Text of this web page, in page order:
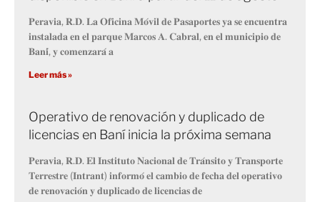
𝐏𝐞𝐫𝐚𝐯𝐢𝐚, 𝐑.𝐃. 𝐋𝐚 𝐎𝐟𝐢𝐜𝐢𝐧𝐚 𝐌𝐨́𝐯𝐢𝐥 𝐝𝐞 𝐏𝐚𝐬𝐚𝐩𝐨𝐫𝐭𝐞𝐬 𝐲𝐚 𝐬𝐞 𝐞𝐧𝐜𝐮𝐞𝐧𝐭𝐫𝐚
𝐢𝐧𝐬𝐭𝐚𝐥𝐚𝐝𝐚 𝐞𝐧 𝐞𝐥 𝐩𝐚𝐫𝐪𝐮𝐞 𝐌𝐚𝐫𝐜𝐨𝐬 𝐀. 𝐂𝐚𝐛𝐫𝐚𝐥, 𝐞𝐧 𝐞𝐥 𝐦𝐮𝐧𝐢𝐜𝐢𝐩𝐢𝐨 𝐝𝐞
𝐁𝐚𝐧𝐢́, 𝐲 𝐜𝐨𝐦𝐞𝐧𝐳𝐚𝐫𝐚́ 𝐚
Leer más »
Operativo de renovación y duplicado de
licencias en Baní inicia la próxima semana
𝐏𝐞𝐫𝐚𝐯𝐢𝐚, 𝐑.𝐃. 𝐄𝐥 𝐈𝐧𝐬𝐭𝐢𝐭𝐮𝐭𝐨 𝐍𝐚𝐜𝐢𝐨𝐧𝐚𝐥 𝐝𝐞 𝐓𝐫𝐚́𝐧𝐬𝐢𝐭𝐨 𝐲 𝐓𝐫𝐚𝐧𝐬𝐩𝐨𝐫𝐭𝐞
𝐓𝐞𝐫𝐫𝐞𝐬𝐭𝐫𝐞 (𝐈𝐧𝐭𝐫𝐚𝐧𝐭) 𝐢𝐧𝐟𝐨𝐫𝐦𝐨́ 𝐞𝐥 𝐜𝐚𝐦𝐛𝐢𝐨 𝐝𝐞 𝐟𝐞𝐜𝐡𝐚 𝐝𝐞𝐥 𝐨𝐩𝐞𝐫𝐚𝐭𝐢𝐯𝐨
𝐝𝐞 𝐫𝐞𝐧𝐨𝐯𝐚𝐜𝐢𝐨́𝐧 𝐲 𝐝𝐮𝐩𝐥𝐢𝐜𝐚𝐝𝐨 𝐝𝐞 𝐥𝐢𝐜𝐞𝐧𝐜𝐢𝐚𝐬 𝐝𝐞